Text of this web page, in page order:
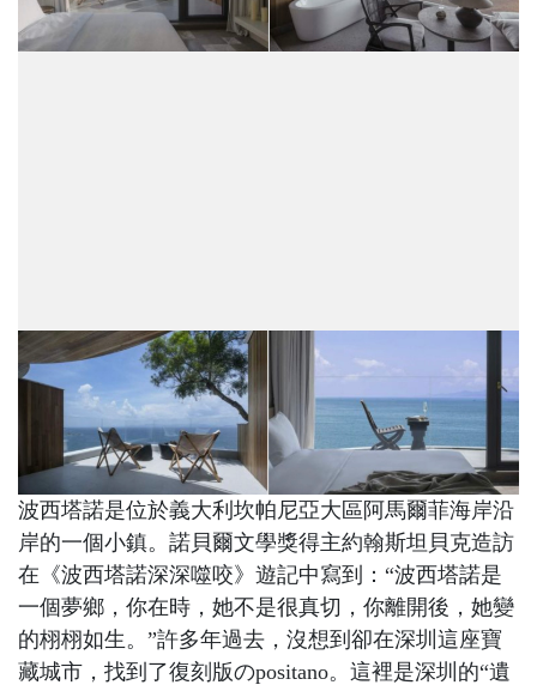
波西塔諾是位於義大利坎帕尼亞大區阿馬爾菲海岸‎沿
岸的一個小鎮。諾貝爾文學獎得主約翰斯坦貝克造訪
在《波西塔諾深深噬咬》遊記中寫到：“波西塔諾是
一個夢鄉，你在時，她不是很真切，你離開後，她變
的栩栩如生。”許多年過去，沒想到卻在深圳這座寶
藏城市，找到了復刻版のpositano。這裡是深圳的“遺